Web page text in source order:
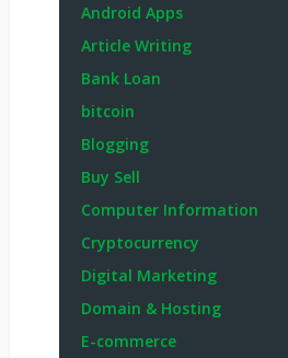
Android Apps
Article Writing
Bank Loan
bitcoin
Blogging
Buy Sell
Computer Information
Cryptocurrency
Digital Marketing
Domain & Hosting
E-commerce